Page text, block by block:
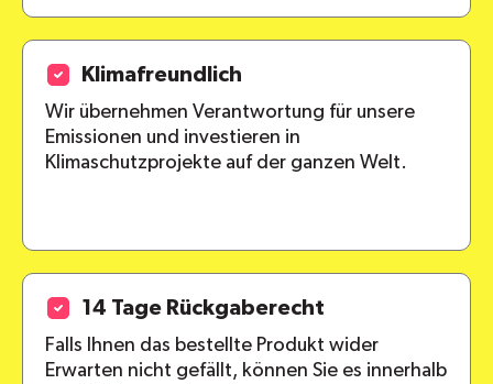
Klimafreundlich
Wir übernehmen Verantwortung für unsere
Emissionen und investieren in
Klimaschutzprojekte auf der ganzen Welt.
14 Tage Rückgaberecht
Falls Ihnen das bestellte Produkt wider
Erwarten nicht gefällt, können Sie es innerhalb